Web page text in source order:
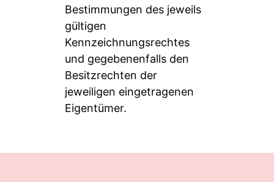
Bestimmungen des jeweils
gültigen
Kennzeichnungsrechtes
und gegebenenfalls den
Besitzrechten der
jeweiligen eingetragenen
Eigentümer.